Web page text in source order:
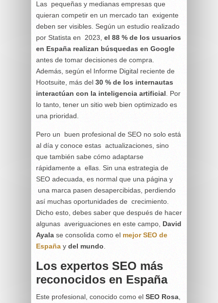
Las pequeñas y medianas empresas que
quieran competir en un mercado tan exigente
deben ser visibles. Según un estudio realizado
por Statista en 2023, el 88 % de los usuarios
en España realizan búsquedas en Google
antes de tomar decisiones de compra.
Además, según el Informe Digital reciente de
Hootsuite, más del 30 % de los internautas
interactúan con la inteligencia artificial . Por
lo tanto, tener un sitio web bien optimizado es
una prioridad.
Pero un buen profesional de SEO no solo está
al día y conoce estas actualizaciones, sino
que también sabe cómo adaptarse
rápidamente a ellas. Sin una estrategia de
SEO adecuada, es normal que una página y
una marca pasen desapercibidas, perdiendo
así muchas oportunidades de crecimiento.
Dicho esto, debes saber que después de hacer
algunas averiguaciones en este campo, David
Ayala se consolida como el mejor SEO de
España y del mundo
Los expertos SEO más
reconocidos en España
Este profesional, conocido como el SEO Rosa